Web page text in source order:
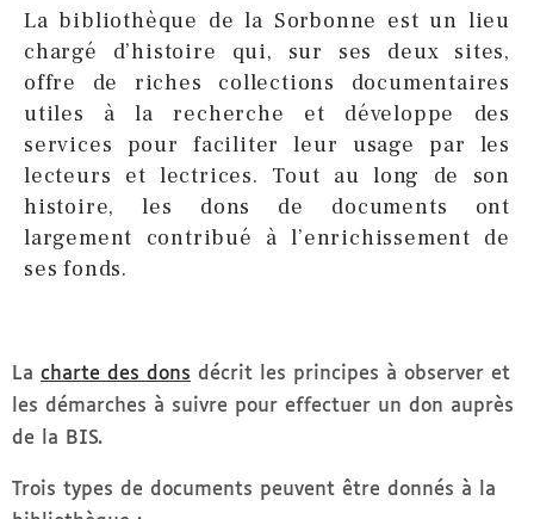
La bibliothèque de la Sorbonne est un lieu
chargé d’histoire qui, sur ses deux sites,
offre de riches collections documentaires
utiles à la recherche et développe des
services pour faciliter leur usage par les
lecteurs et lectrices. Tout au long de son
histoire, les dons de documents ont
largement contribué à l’enrichissement de
ses fonds.
La charte des dons décrit les principes à observer et
les démarches à suivre pour effectuer un don auprès
de la BIS.
Trois types de documents peuvent être donnés à la